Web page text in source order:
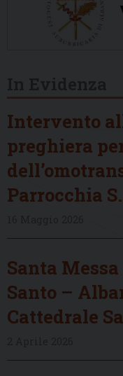
Intervento
preghiera
Parrocchia
Santa
Santo –
Cattedrale